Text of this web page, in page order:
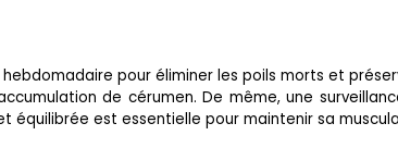
pour éliminer les poils morts et
de cérumen. De même, une
équilibrée est essentielle pour maintenir sa